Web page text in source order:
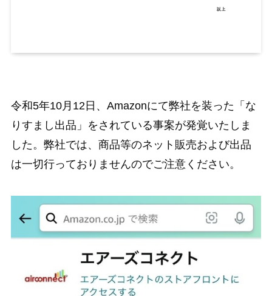
令和5年10月12日、Amazonにて弊社を装った「な
りすまし出品」をされている事案が発覚いたしま
した。弊社では、商品等のネット販売および出品
は一切行っておりませんのでご注意ください。